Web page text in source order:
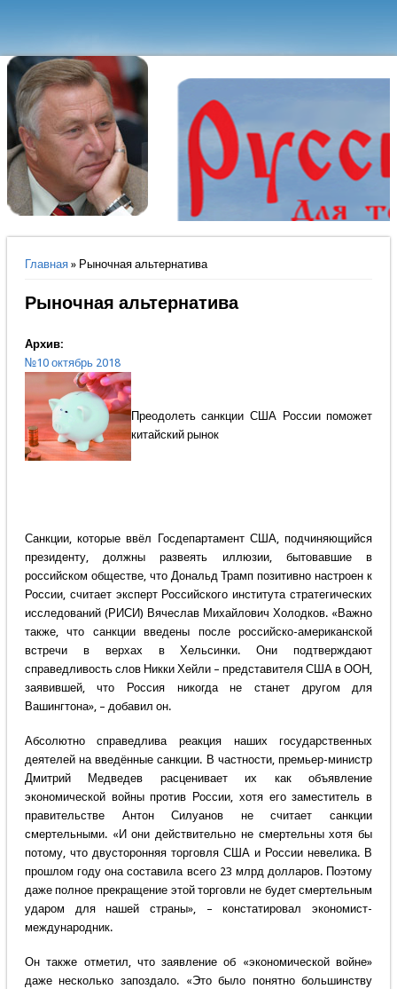
Вы здесь
Главная» Рыночная альтернатива
Рыночная альтернатива
Архив:
№10 октябрь 2018
Преодолеть санкции США России поможет
китайский рынок
Санкции, которые ввёл Госдепартамент США, подчиняющийся
президенту, должны развеять иллюзии, бытовавшие в
российском обществе, что Дональд Трамп позитивно настроен к
России, считает эксперт Российского института стратегических
исследований (РИСИ) Вячеслав Михайлович Холодков. «Важно
также, что санкции введены после российско-американской
встречи в верхах в Хельсинки. Они подтверждают
справедливость слов Никки Хейли – представителя США в ООН,
заявившей, что Россия никогда не станет другом для
Вашингтона», – добавил он.
Абсолютно справедлива реакция наших государственных
деятелей на введённые санкции. В частности, премьер-министр
Дмитрий Медведев расценивает их как объявление
экономической войны против России, хотя его заместитель в
правительстве Антон Силуанов не считает санкции
смертельными. «И они действительно не смертельны хотя бы
потому, что двусторонняя торговля США и России невелика. В
прошлом году она составила всего 23 млрд долларов. Поэтому
даже полное прекращение этой торговли не будет смертельным
ударом для нашей страны», – констатировал экономист-
международник.
Он также отметил, что заявление об «экономической войне»
даже несколько запоздало. «Это было понятно большинству